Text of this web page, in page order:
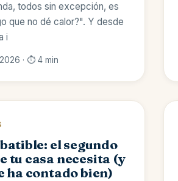
todos sin excepción, es
que no dé calor?". Y desde
i
· ⏱️ 4 min
el segundo
tu casa necesita (y
ha contado bien)